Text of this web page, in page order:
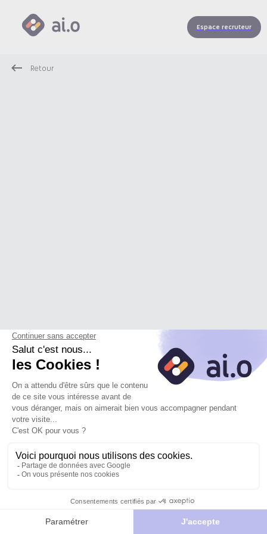
Espace recruteur
Retour